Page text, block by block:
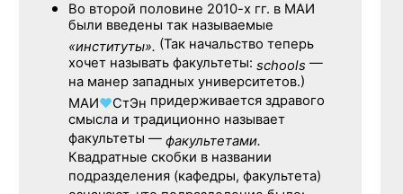
Во второй половине 2010-х гг. в МАИ
были введены так называемые
«институты». (Так начальство теперь
хочет называть факультеты: schools —
на манер западных университетов.)
МАИ♥СтЭн придерживается здравого
смысла и традиционно называет
факультеты — факультетами.
Квадратные скобки в названии
подразделения (кафедры, факультета)